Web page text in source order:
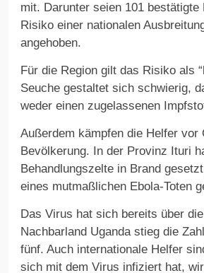
mit. Darunter seien 101
Risiko einer nationalen
angehoben.
Für die Region gilt das Risiko als
Seuche gestaltet sich schwierig,
weder einen zugelassenen
Außerdem kämpfen die Helfer
Bevölkerung. In der Provinz Ituri
Behandlungszelte in Brand
eines mutmaßlichen Ebola-Toten
Das Virus hat sich bereits über
Nachbarland Uganda stieg die
fünf. Auch internationale Helfer
sich mit dem Virus infiziert hat,